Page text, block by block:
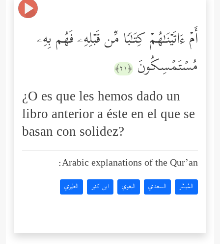
أَمۡ ءَاتَیۡنَـٰهُمۡ كِتَـٰبࣰا مِّن قَبۡلِهِۦ فَهُم بِهِۦ
مُسۡتَمۡسِكُونَ ﴿٢١﴾
¿O es que les hemos dado un
libro anterior a éste en el que se
basan con solidez?
Arabic explanations of the Qur’an:
المُيسَّر السعدي البغوي ابن كثير الطبري